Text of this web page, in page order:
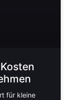
für kleine